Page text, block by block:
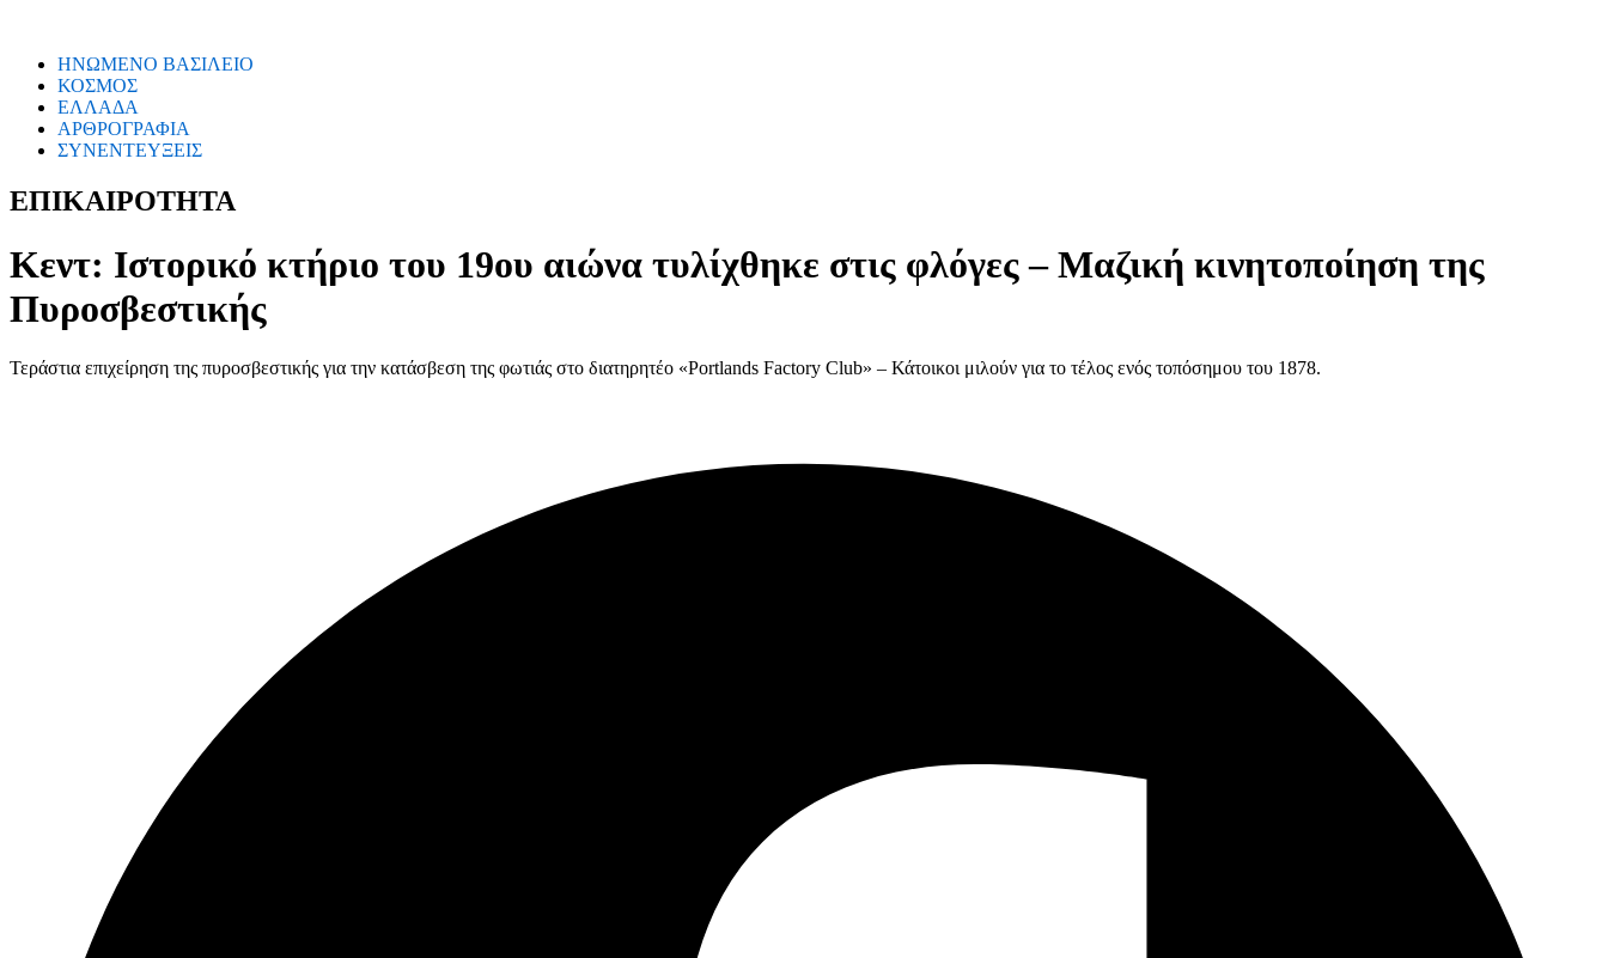
ΗΝΩΜΕΝΟ ΒΑΣΙΛΕΙΟ
ΚΟΣΜΟΣ
ΕΛΛΑΔΑ
ΑΡΘΡΟΓΡΑΦΙΑ
ΣΥΝΕΝΤΕΥΞΕΙΣ
ΕΠΙΚΑΙΡΟΤΗΤΑ
Κεντ: Ιστορικό κτήριο του 19ου αιώνα τυλίχθηκε στις φλόγες – Μαζική κινητοποίηση της
Πυροσβεστικής
Τεράστια επιχείρηση της πυροσβεστικής για την κατάσβεση της φωτιάς στο διατηρητέο «Portlands Factory Club» – Κάτοικοι μιλούν για το τέλος ενός τοπόσημου του 1878.